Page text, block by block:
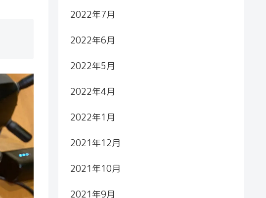
2022年7月
2022年6月
2022年5月
2022年4月
2022年1月
2021年12月
2021年10月
2021年9月